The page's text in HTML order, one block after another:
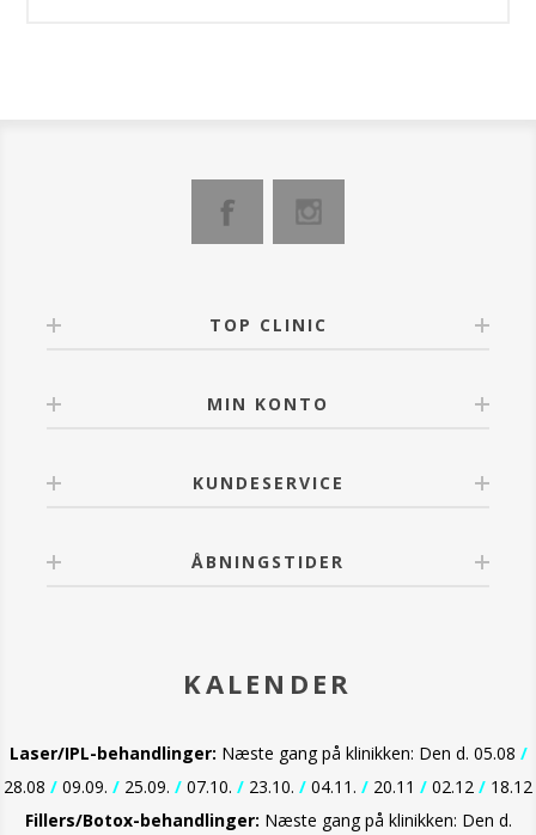
TOP CLINIC
MIN KONTO
KUNDESERVICE
ÅBNINGSTIDER
KALENDER
Laser/IPL-behandlinger: Næste gang på klinikken: Den d. 05.08 /
28.08 / 09.09. / 25.09. / 07.10. / 23.10. / 04.11. / 20.11 / 02.12 / 18.12
Fillers/Botox-behandlinger: Næste gang på klinikken: Den d.